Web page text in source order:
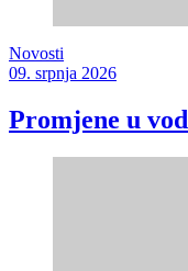
Novosti
09. srpnja 2026
Promjene u